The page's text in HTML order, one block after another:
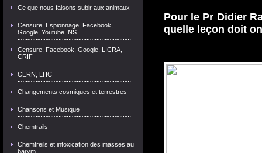
Ce que nous faisons subir aux animaux
Censure, Espionnage, Facebook,
Google, Youtube, NS
Censure, Facebook, Google, LICRA,
CRIF
CERN, LHC
Changements cosmiques et terrestres
Chansons et Musique
Chemtrails
Chemtreils et intoxication des masses au
barym
Pour le Pr Didier
quelle leçon doit